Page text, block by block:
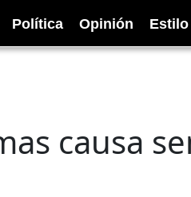
Política Opinión
causa